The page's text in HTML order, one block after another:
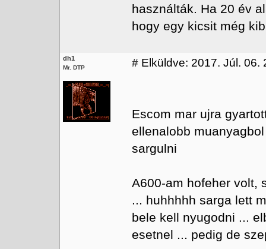
használták. Ha 20 év
hogy egy kicsit még
dh1
Mr. DTP # Elküldve: 2017. Júl. 06.
Escom mar ujra
ellenalobb
sargulni
A600-am hofeher volt,
... huhhhhh sarga lett
bele kell nyugodni ...
esetnel ... pedig de